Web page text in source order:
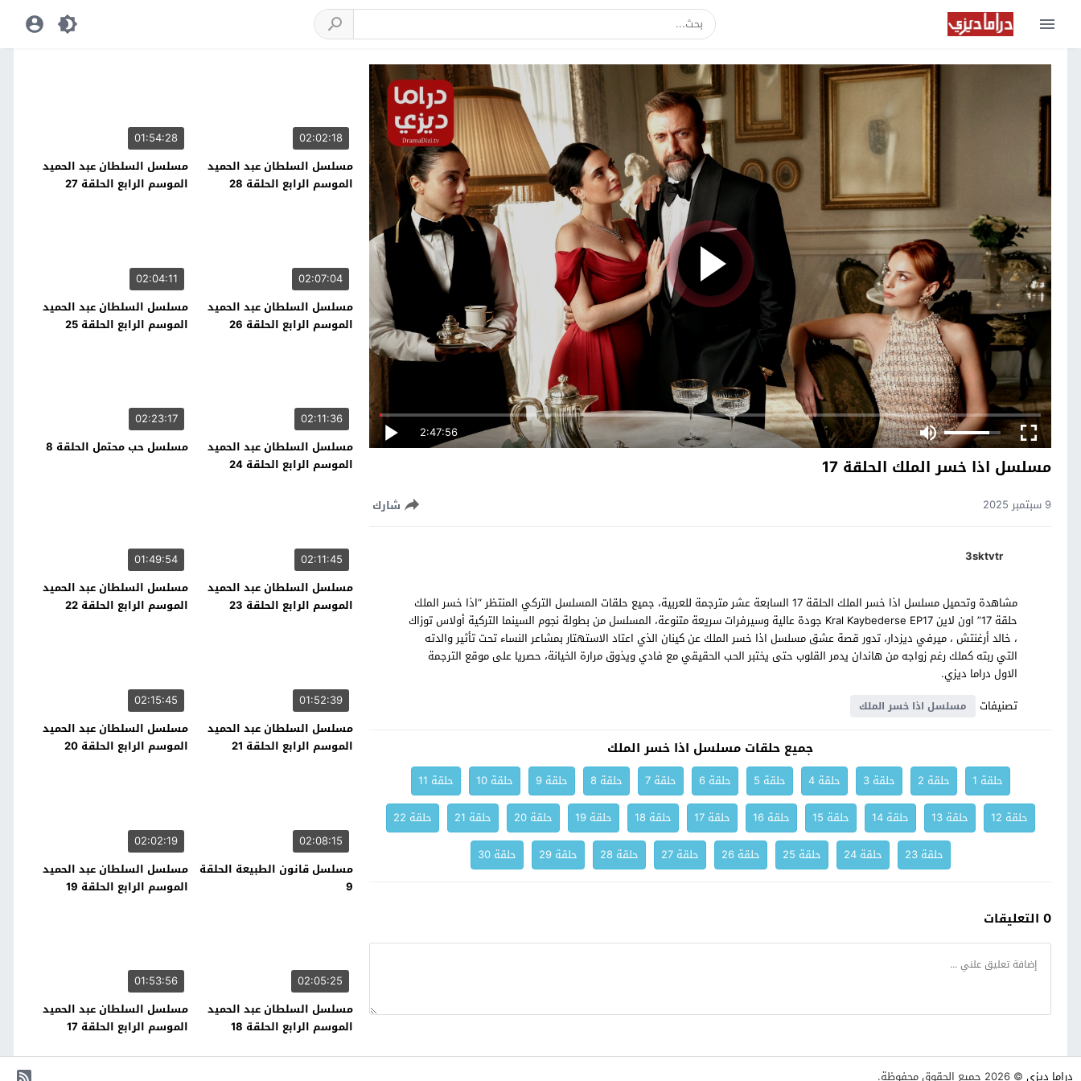
2:47:56
مسلسل اذا خسر الملك الحلقة 17
9 سبتمبر 2025 شارك
3sktvtr
مشاهدة وتحميل مسلسل اذا خسر الملك الحلقة 17 السابعة عشر مترجمة للعربية، جميع حلقات المسلسل التركي المنتظر “اذا خسر الملك
حلقة 17” اون لاين Kral Kaybederse EP17 جودة عالية وسيرفرات سريعة متنوعة، المسلسل من بطولة نجوم السينما التركية أولاس توزاك
، خالد أرغنتش ، ميرفي ديزدار، تدور قصة عشق مسلسل اذا خسر الملك عن كينان الذي اعتاد الاستهتار بمشاعر النساء تحت تأثير والدته
التي ربته كملك رغم زواجه من هاندان يدمر القلوب حتى يختبر الحب الحقيقي مع فادي ويذوق مرارة الخيانة، حصريا على موقع الترجمة
الاول دراما ديزي.
تصنيفات
مسلسل اذا خسر الملك
جميع حلقات مسلسل اذا خسر الملك
حلقة 1 حلقة 2 حلقة 3 حلقة 4 حلقة 5 حلقة 6 حلقة 7 حلقة 8 حلقة 9 حلقة 10
حلقة 11
حلقة 12
حلقة 13 حلقة 14 حلقة 15 حلقة 16 حلقة 17 حلقة 18 حلقة 19 حلقة 20 حلقة 21
حلقة 22
حلقة 23
حلقة 24 حلقة 25 حلقة 26 حلقة 27 حلقة 28 حلقة 29 حلقة 30
0 التعليقات
02:02:18
مسلسل السلطان عبد الحميد
الموسم الرابع الحلقة 28
01:54:28
مسلسل السلطان عبد الحميد
الموسم الرابع الحلقة 27
02:07:04
مسلسل السلطان عبد الحميد
الموسم الرابع الحلقة 26
02:04:11
مسلسل السلطان عبد الحميد
الموسم الرابع الحلقة 25
02:11:36
مسلسل السلطان عبد الحميد
الموسم الرابع الحلقة 24
02:23:17
مسلسل حب محتمل الحلقة 8
02:11:45
مسلسل السلطان عبد الحميد
الموسم الرابع الحلقة 23
01:49:54
مسلسل السلطان عبد الحميد
الموسم الرابع الحلقة 22
01:52:39
مسلسل السلطان عبد الحميد
الموسم الرابع الحلقة 21
02:15:45
مسلسل السلطان عبد الحميد
الموسم الرابع الحلقة 20
02:08:15
مسلسل قانون الطبيعة الحلقة
9
02:02:19
مسلسل السلطان عبد الحميد
الموسم الرابع الحلقة 19
02:05:25
مسلسل السلطان عبد الحميد
الموسم الرابع الحلقة 18
01:53:56
مسلسل السلطان عبد الحميد
الموسم الرابع الحلقة 17
دراما ديزي © 2026 جميع الحقوق محفوظة.